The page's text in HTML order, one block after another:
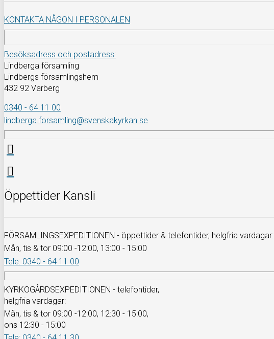
KONTAKTA NÅGON I PERSONALEN
Besöksadress och postadress:
Lindberga församling
Lindbergs församlingshem
432 92 Varberg
0340 - 64 11 00
lindberga.forsamling@svenskakyrkan.se
Öppettider Kansli
FÖRSAMLINGSEXPEDITIONEN - öppettider & telefontider, helgfria vardagar:
Mån, tis & tor 09:00 -12:00, 13:00 - 15:00
Tele: 0340 - 64 11 00
KYRKOGÅRDSEXPEDITIONEN - telefontider,
helgfria vardagar:
Mån, tis & tor 09:00 -12:00, 12:30 - 15:00,
ons 12:30 - 15:00